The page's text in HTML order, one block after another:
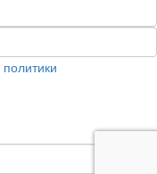
политики